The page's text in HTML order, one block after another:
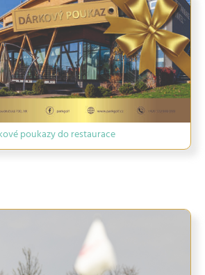
poukazy do restaurace